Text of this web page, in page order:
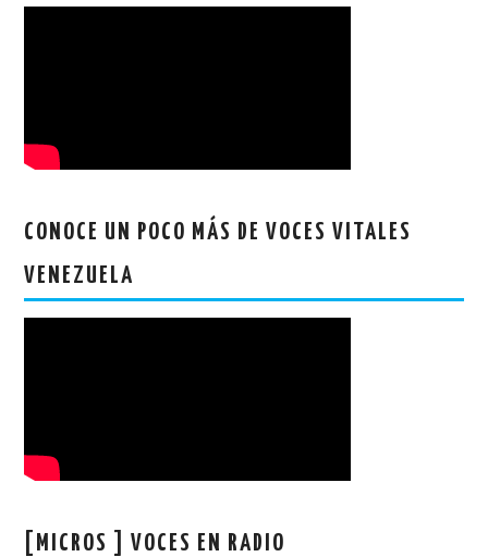
CONOCE UN POCO MÁS DE VOCES VITALES
VENEZUELA
[MICROS ] VOCES EN RADIO